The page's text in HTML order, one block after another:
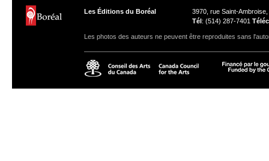
Les Éditions du Boréal
3970, rue Saint-
Tél: (514) 287-7401 Téléc
Les photos des auteurs ne peuvent être reproduites sans